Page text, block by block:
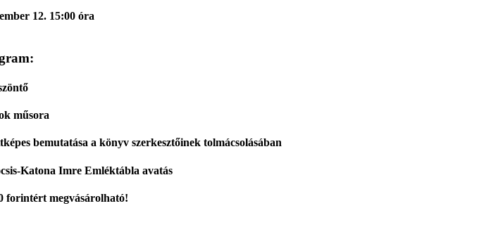
12. 15:00 óra
műsora
bemutatása a könyv szerkesztőinek tolmácsolásában
Katona Imre Emléktábla avatás
forintért megvásárolható!